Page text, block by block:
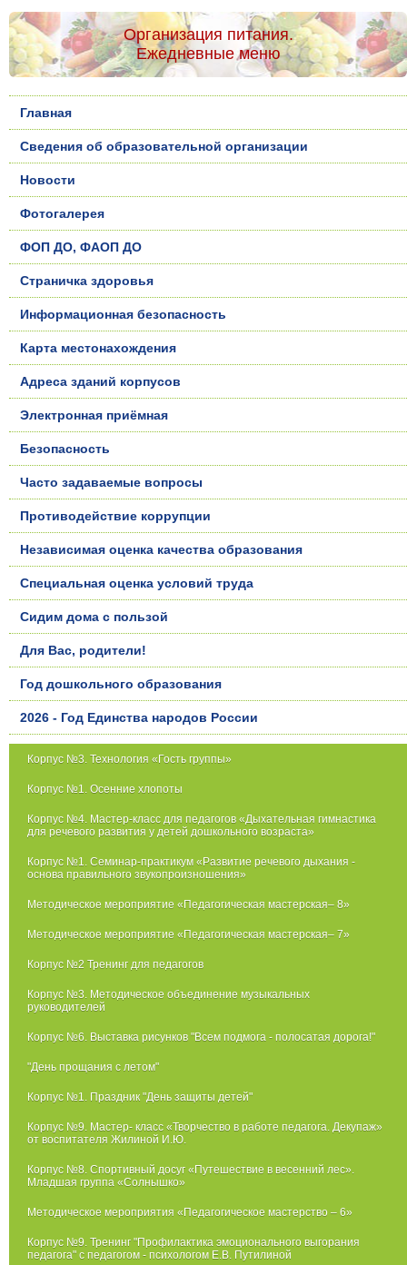
Организация питания.
Ежедневные меню
Главная
Сведения об образовательной организации
Новости
Фотогалерея
ФОП ДО, ФАОП ДО
Страничка здоровья
Информационная безопасность
Карта местонахождения
Адреса зданий корпусов
Электронная приёмная
Безопасность
Часто задаваемые вопросы
Противодействие коррупции
Независимая оценка качества образования
Специальная оценка условий труда
Сидим дома с пользой
Для Вас, родители!
Год дошкольного образования
2026 - Год Единства народов России
Корпус №3. Технология «Гость группы»
Корпус №1. Осенние хлопоты
Корпус №4. Мастер-класс для педагогов «Дыхательная гимнастика
для речевого развития у детей дошкольного возраста»
Корпус №1. Семинар-практикум «Развитие речевого дыхания -
основа правильного звукопроизношения»
Методическое мероприятие «Педагогическая мастерская– 8»
Методическое мероприятие «Педагогическая мастерская– 7»
Корпус №2 Тренинг для педагогов
Корпус №3. Методическое объединение музыкальных
руководителей
Корпус №6. Выставка рисунков "Всем подмога - полосатая дорога!"
"День прощания с летом"
Корпус №1. Праздник "День защиты детей"
Корпус №9. Мастер- класс «Творчество в работе педагога. Декупаж»
от воспитателя Жилиной И.Ю.
Корпус №8. Спортивный досуг «Путешествие в весенний лес».
Младшая группа «Солнышко»
Методическое мероприятия «Педагогическое мастерство – 6»
Корпус №9. Тренинг "Профилактика эмоционального выгорания
педагога" с педагогом - психологом Е.В. Путилиной